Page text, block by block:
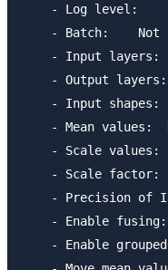
- Log level:
- Batch:    Not
- Input layers:
- Output
- Input shapes:
- Mean values:
- Scale values:
- Scale factor:
- Precision of
- Enable
- Enable